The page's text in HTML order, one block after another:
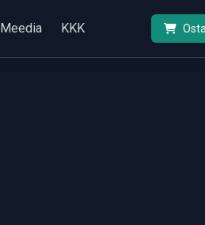
Meedia KKK